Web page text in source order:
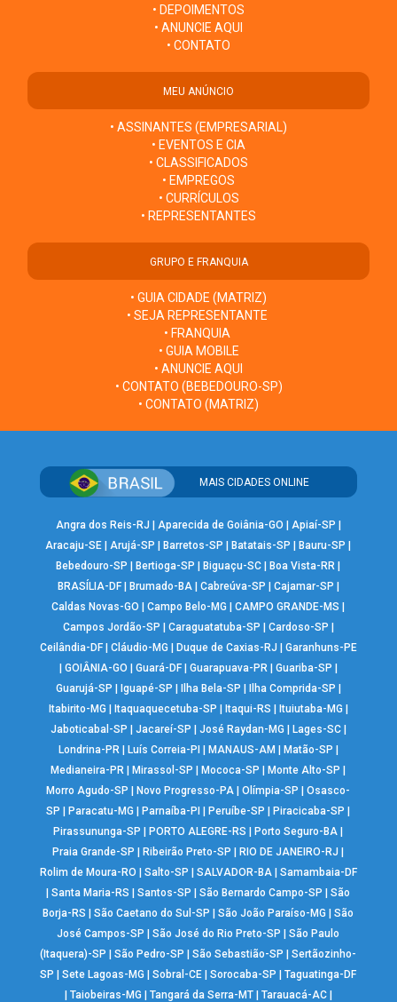
• DEPOIMENTOS
• ANUNCIE AQUI
• CONTATO
MEU ANÚNCIO
• ASSINANTES (EMPRESARIAL)
• EVENTOS E CIA
• CLASSIFICADOS
• EMPREGOS
• CURRÍCULOS
• REPRESENTANTES
GRUPO E FRANQUIA
• GUIA CIDADE (MATRIZ)
• SEJA REPRESENTANTE
• FRANQUIA
• GUIA MOBILE
• ANUNCIE AQUI
• CONTATO (BEBEDOURO-SP)
• CONTATO (MATRIZ)
MAIS CIDADES ONLINE
Angra dos Reis-RJ Aparecida de Goiânia-GO Apiaí-SP
Aracaju-SE |Arujá-SP Barretos-SP Batatais-SP Bauru-SP
Bebedouro-SP
Bertioga-SP Biguaçu-SC Boa Vista-RR
BRASÍLIA-DF| Brumado-BA| Cabreúva-SP Cajamar-SP
Caldas Novas-GO
|Campo Belo-MG |CAMPO GRANDE-MS
Campos Jordão-SP
Caraguatatuba-SP Cardoso-SP
Ceilândia-DF| Cláudio-MG Duque de Caxias-RJ
Garanhuns-PE
GOIÂNIA-GO Guará-DF| Guarapuava-PR| Guariba-SP
Guarujá-SP
Iguapé-SP Ilha Bela-SP Ilha Comprida-SP
Itabirito-MG
Itaquaquecetuba-SP Itaqui-RS Ituiutaba-MG
Jaboticabal-SP
Jacareí-SP José Raydan-MG Lages-SC|
Londrina-PR| Luís Correia-PI MANAUS-AM Matão-SP
Medianeira-PR
Mirassol-SP Mococa-SP Monte Alto-SP
Morro Agudo-SP
Novo Progresso-PA |Olímpia-SP |Osasco-
SP
Paracatu-MG Parnaíba-PI Peruíbe-SP Piracicaba-SP
Pirassununga-SP
PORTO ALEGRE-RS Porto Seguro-BA
Praia Grande-SP
Ribeirão Preto-SP RIO DE JANEIRO-RJ
Rolim de Moura-RO
Salto-SP SALVADOR-BA| Samambaia-DF
|Santa Maria-RS |Santos-SP |São Bernardo Campo-SP |São
Borja-RS
|São Caetano do Sul-SP |São João Paraíso-MG |São
José Campos-SP
|São José do Rio Preto-SP |São Paulo
(Itaquera)-SP
|São Pedro-SP |São Sebastião-SP |Sertãozinho-
SP
|Sete Lagoas-MG |Sobral-CE |Sorocaba-SP |Taguatinga-DF
Taiobeiras-MG Tangará da Serra-MT| Tarauacá-AC|